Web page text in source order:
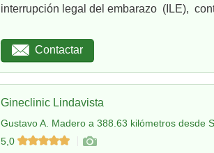
interrupción legal del embarazo (ILE),
Contactar
Gineclinic Lindavista
Gustavo A. Madero a 388.63 kilómetros desde
5,0